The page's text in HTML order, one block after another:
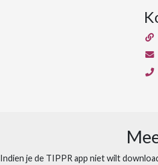
Indien je de TIPPR app niet wilt